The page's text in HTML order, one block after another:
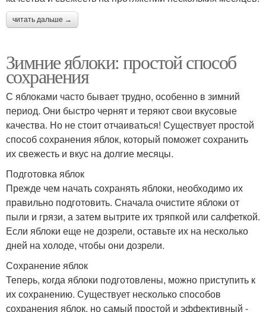
читать дальше →
Зимние яблоки: простой способ
сохранения
С яблоками часто бывает трудно, особенно в зимний
период. Они быстро чернят и теряют свои вкусовые
качества. Но не стоит отчаиваться! Существует простой
способ сохранения яблок, который поможет сохранить
их свежесть и вкус на долгие месяцы.
Подготовка яблок
Прежде чем начать сохранять яблоки, необходимо их
правильно подготовить. Сначала очистите яблоки от
пыли и грязи, а затем вытрите их тряпкой или салфеткой.
Если яблоки еще не дозрели, оставьте их на несколько
дней на холоде, чтобы они дозрели.
Сохранение яблок
Теперь, когда яблоки подготовлены, можно приступить к
их сохранению. Существует несколько способов
сохранения яблок, но самый простой и эффективный -